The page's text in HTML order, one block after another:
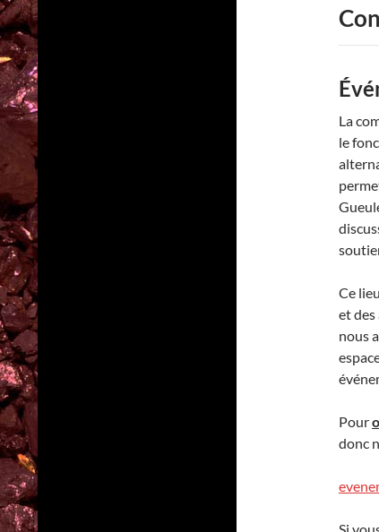
La
le
Ce
et des
nous
Pour
donc